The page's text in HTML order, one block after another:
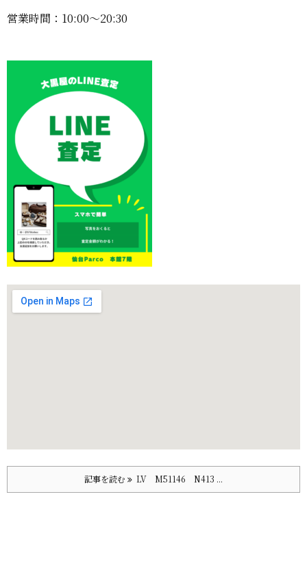
営業時間：10:00〜20:30
記事を読む LV M51146 N413 ...